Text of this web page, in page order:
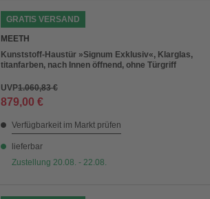
GRATIS VERSAND
MEETH
Kunststoff-Haustür »Signum Exklusiv«, Klarglas,
titanfarben, nach Innen öffnend, ohne Türgriff
UVP1.060,83 €
879,00 €
Verfügbarkeit im Markt prüfen
lieferbar
Zustellung 20.08. - 22.08.